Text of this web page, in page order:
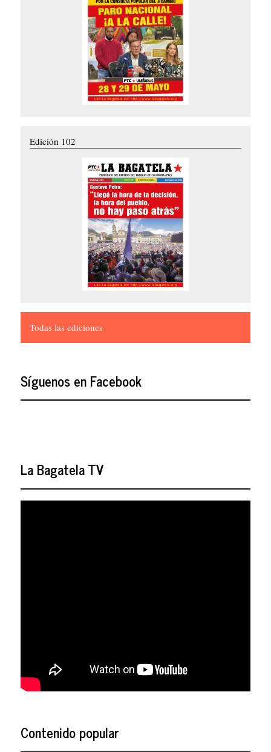
Edición 102
Todas las ediciones
Síguenos en Facebook
La Bagatela TV
Contenido popular